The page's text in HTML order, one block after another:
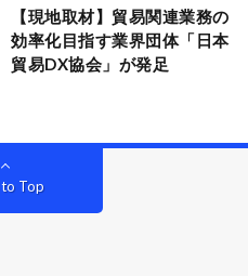
【現地取材】貿易関連業務の
効率化目指す業界団体「日本
貿易DX協会」が発足
to Top